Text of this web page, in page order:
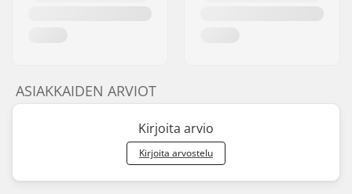
ASIAKKAIDEN ARVIOT
Kirjoita arvio
Kirjoita arvostelu